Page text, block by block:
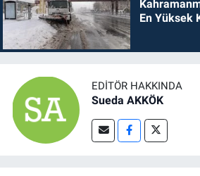
En Yüksek
EDITÖR HAKKINDA
Sueda AKKÖK